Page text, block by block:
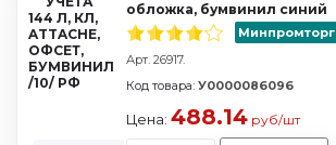
обложка, бумвинил синий
Минпромторг
Арт. 26917.
Код товара: У0000086096
Цена: 488.14 руб/шт